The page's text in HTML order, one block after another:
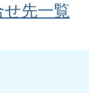
先一覧